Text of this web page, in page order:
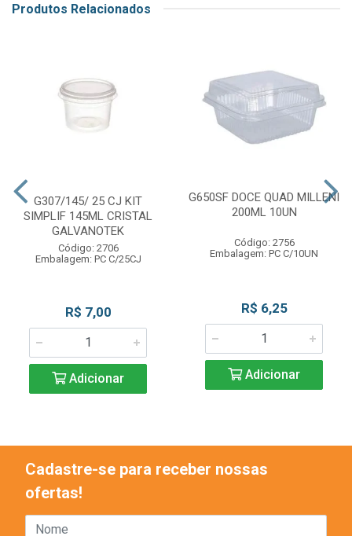
Produtos Relacionados
G307/145/ 25 CJ KIT
SIMPLIF 145ML CRISTAL
GALVANOTEK
Código: 2706
Embalagem: PC C/25CJ
R$ 7,00
Adicionar
G650SF DOCE QUAD MILLENI
200ML 10UN
Código: 2756
Embalagem: PC C/10UN
R$ 6,25
Adicionar
Cadastre-se para receber nossas
ofertas!